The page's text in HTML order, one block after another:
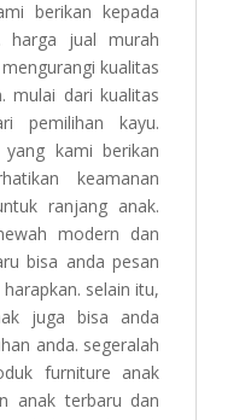
berikan kepada
harga jual murah
kualitas
mulai dari kualitas
pemilihan kayu.
kami berikan
keamanan
ranjang anak.
modern dan
bisa anda pesan
selain itu,
juga bisa anda
anda. segeralah
furniture anak
anak terbaru dan